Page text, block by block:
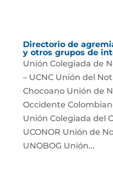
Directorio de
y otros grupos de
Unión Colegiada de
– UCNC Unión del
Chocoano Unión de
Occidente
Unión Colegiada del
UCONOR Unión de
UNOBOG Unión...